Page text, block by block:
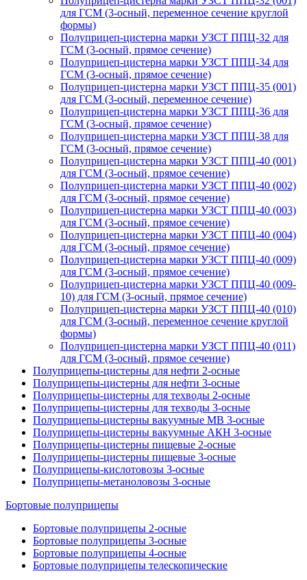
для ГСМ (3-осный, переменное сечение круглой
формы)
Полуприцеп-цистерна марки УЗСТ ППЦ-32 для
ГСМ (3-осный, прямое сечение)
Полуприцеп-цистерна марки УЗСТ ППЦ-34 для
ГСМ (3-осный, прямое сечение)
Полуприцеп-цистерна марки УЗСТ ППЦ-35 (001)
для ГСМ (3-осный, переменное сечение)
Полуприцеп-цистерна марки УЗСТ ППЦ-36 для
ГСМ (3-осный, прямое сечение)
Полуприцеп-цистерна марки УЗСТ ППЦ-38 для
ГСМ (3-осный, прямое сечение)
Полуприцеп-цистерна марки УЗСТ ППЦ-40 (001)
для ГСМ (3-осный, прямое сечение)
Полуприцеп-цистерна марки УЗСТ ППЦ-40 (002)
для ГСМ (3-осный, прямое сечение)
Полуприцеп-цистерна марки УЗСТ ППЦ-40 (003)
для ГСМ (3-осный, прямое сечение)
Полуприцеп-цистерна марки УЗСТ ППЦ-40 (004)
для ГСМ (3-осный, прямое сечение)
Полуприцеп-цистерна марки УЗСТ ППЦ-40 (009)
для ГСМ (3-осный, прямое сечение)
Полуприцеп-цистерна марки УЗСТ ППЦ-40 (009-
10) для ГСМ (3-осный, прямое сечение)
Полуприцеп-цистерна марки УЗСТ ППЦ-40 (010)
для ГСМ (3-осный, переменное сечение круглой
формы)
Полуприцеп-цистерна марки УЗСТ ППЦ-40 (011)
для ГСМ (3-осный, прямое сечение)
Полуприцепы-цистерны для нефти 2-осные
Полуприцепы-цистерны для нефти 3-осные
Полуприцепы-цистерны для техводы 2-осные
Полуприцепы-цистерны для техводы 3-осные
Полуприцепы-цистерны вакуумные МВ 3-осные
Полуприцепы-цистерны вакуумные АКН 3-осные
Полуприцепы-цистерны пищевые 2-осные
Полуприцепы-цистерны пищевые 3-осные
Полуприцепы-кислотовозы 3-осные
Полуприцепы-метаноловозы 3-осные
Бортовые полуприцепы
Бортовые полуприцепы 2-осные
Бортовые полуприцепы 3-осные
Бортовые полуприцепы 4-осные
Бортовые полуприцепы телескопические